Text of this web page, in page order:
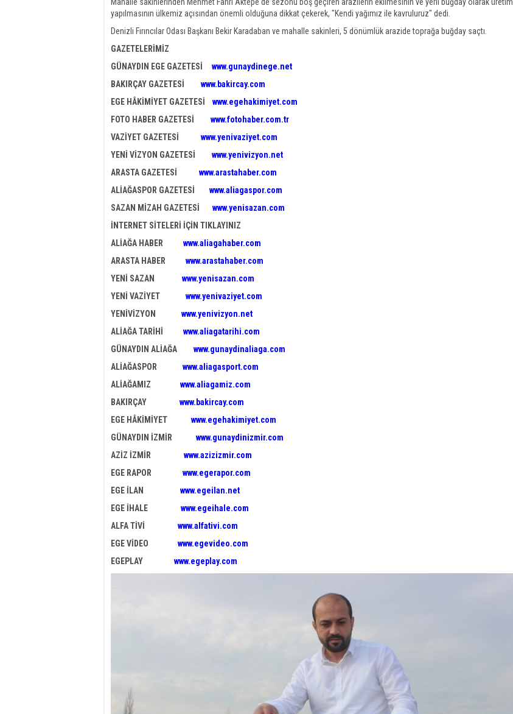
yapılmasının ülkemiz açısından önemli olduğuna dikkat çekerek, "Kendi yağımız ile kavruluruz" dedi.
Denizli Fırıncılar Odası Başkanı Bekir Karadaban ve mahalle sakinleri, 5 dönümlük arazide toprağa buğday saçtı.
GAZETELERİMİZ
GÜNAYDIN EGE GAZETESİ
www.gunaydinege.net
BAKIRÇAY GAZETESİ www.bakircay.com
EGE HÂKİMİYET GAZETESİ
www.egehakimiyet.com
FOTO HABER GAZETESİ
www.fotohaber.com.tr
VAZİYET GAZETESİ www.yenivaziyet.com
YENİ VİZYON GAZETESİ
www.yenivizyon.net
ARASTA GAZETESİ www.arastahaber.com
ALİAĞASPOR GAZETESİ
www.aliagaspor.com
SAZAN MİZAH GAZETESİ
www.yenisazan.com
İNTERNET SİTELERİ İÇİN TIKLAYINIZ
ALİAĞA HABER www.aliagahaber.com
ARASTA HABER www.arastahaber.com
YENİ SAZAN www.yenisazan.com
YENİ VAZİYET www.yenivaziyet.com
YENİVİZYON www.yenivizyon.net
ALİAĞA TARİHİ www.aliagatarihi.com
GÜNAYDIN ALİAĞA
www.gunaydinaliaga.com
ALİAĞASPOR www.aliagasport.com
ALİAĞAMIZ www.aliagamiz.com
BAKIRÇAY www.bakircay.com
EGE HÂKİMİYET www.egehakimiyet.com
GÜNAYDIN İZMİR www.gunaydinizmir.com
AZİZ İZMİR www.azizizmir.com
EGE RAPOR www.egerapor.com
EGE İLAN www.egeilan.net
EGE İHALE www.egeihale.com
ALFA TİVİ www.alfativi.com
EGE VİDEO www.egevideo.com
EGEPLAY www.egeplay.com